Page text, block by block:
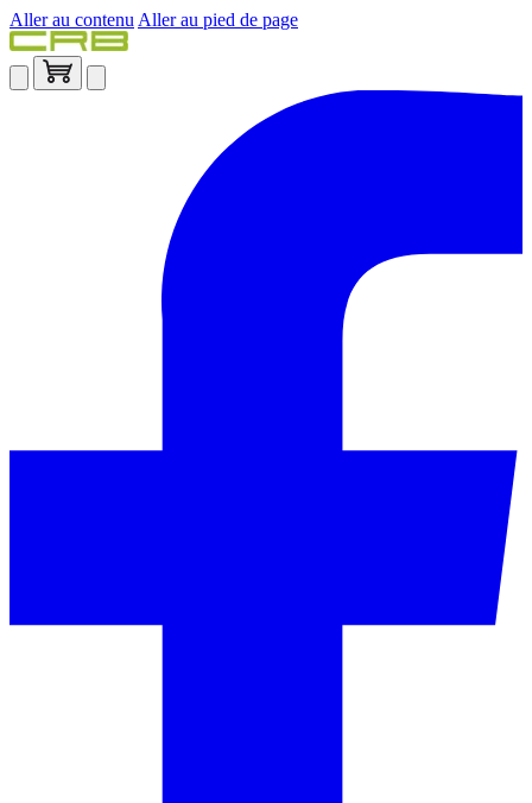
Aller au contenu Aller au pied de page